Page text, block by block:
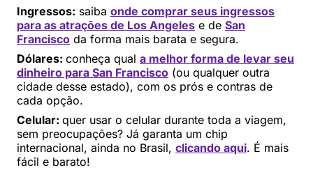
Ingressos: saiba onde comprar seus ingressos
para as atrações de Los Angeles e de San
Francisco da forma mais barata e segura.
Dólares: conheça qual a melhor forma de levar seu
dinheiro para San Francisco (ou qualquer outra
cidade desse estado), com os prós e contras de
cada opção.
Celular: quer usar o celular durante toda a viagem,
sem preocupações? Já garanta um chip
internacional, ainda no Brasil, clicando aqui. É mais
fácil e barato!